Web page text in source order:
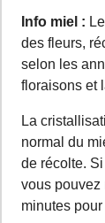
Info miel :
des fleurs,
selon les
floraisons et
La
normal du
de récolte.
vous pouvez
minutes